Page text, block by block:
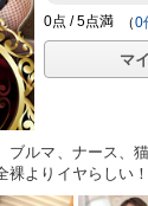
（0
マ
ブルマ、ナース、
裸よりイヤらしい
猥なコスプレに大